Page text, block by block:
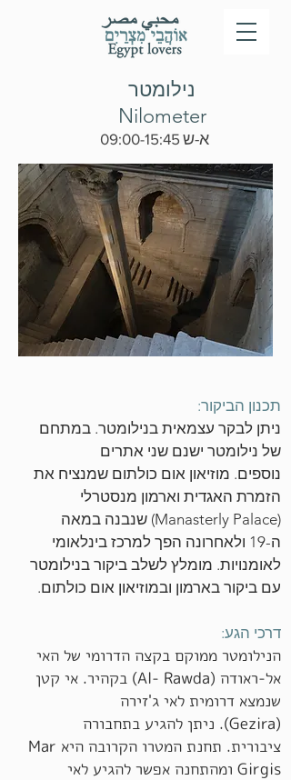
נילומטר
א-ש 09:00-15:45
תכנון הביקור:
ניתן לבקר עצמאית בנילומטר. במתחם
של נילומטר ישנם שני אתרים
נוספים. מוזיאון אום כולתום שמנציח את
הזמרת האגדית וארמון מנסטרלי
(Manasterly Palace) שנבנה במאה
ה-19 ולאחרונה הפך למרכז בינלאומי
לאומנויות. מומלץ לשלב ביקור בנילומטר
עם ביקור בארמון ובמוזיאון אום כולתום.
דרכי הגע:
הנילומטר ממוקם בקצה הדרומי של האי
אל-ראודה (Al- Rawda) בקהיר. אי קטן
שנמצא דרומית לאי ג'זירה
(Gezira). ניתן להגיע בתחבורה
ציבורית. תחנת המטרו הקרובה היא Mar
Girgis ומהתחנה אפשר להגיע לאי